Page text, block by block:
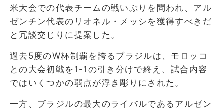
米大会での代表チームの戦いぶりを問われ、アル
ゼンチン代表のリオネル・メッシを獲得すべきだ
と冗談交じりに提案した。
過去5度のW杯制覇を誇るブラジルは、モロッコ
との大会初戦を1-1の引き分けで終え、試合内容
ではいくつかの弱点が浮き彫りにされた。
一方、ブラジルの最大のライバルであるアルゼン